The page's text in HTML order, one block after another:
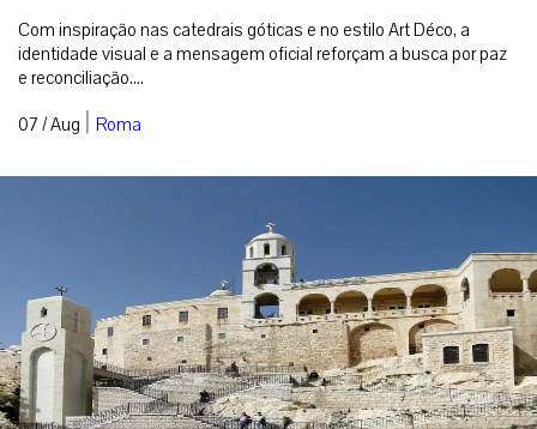
Com inspiração nas catedrais góticas e no estilo Art Déco, a
identidade visual e a mensagem oficial reforçam a busca por paz
e reconciliação....
07 / Aug | Roma